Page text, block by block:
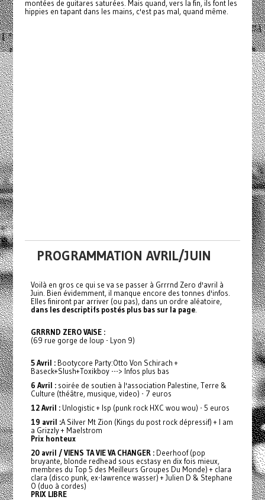
montées de guitares saturées. Mais quand, vers la fin, ils font les
hippies en tapant dans les mains, c'est pas mal, quand même.
PROGRAMMATION AVRIL/JUIN
Voilà en gros ce qui se va se passer à Grrrnd Zero d'avril à
Juin. Bien évidemment, il manque encore des tonnes d'infos.
Elles finiront par arriver (ou pas), dans un ordre aléatoire,
dans les descriptifs postés plus bas sur la page.
GRRRND ZERO VAISE :
(69 rue gorge de loup - Lyon 9)
5 Avril :Bootycore Party:Otto Von Schirach +
Baseck+Slush+Toxikboy ---> Infos plus bas
6 Avril :soirée de soutien à l'association Palestine, Terre &
Culture (théâtre, musique, video) - 7 euros
12 Avril :Unlogistic + Isp (punk rock HXC wou wou) - 5 euros
19 avril :A Silver Mt Zion (Kings du post rock dépressif) + I am
a Grizzly + Maelstrom
Prix honteux
20 avril / VIENS TA VIE VA CHANGER :Deerhoof (pop
bruyante, blonde redhead sous ecstasy en dix fois mieux,
membres du Top 5 des Meilleurs Groupes Du Monde) + clara
clara (disco punk, ex-lawrence wasser) + Julien D & Stephane
O (duo à cordes)
PRIX LIBRE